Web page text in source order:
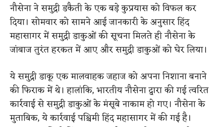
नौसेना ने समुद्री डकैती के एक बड़े कुप्रयास को विफल कर
दिया। सोमवार को सामने आई जानकारी के अनुसार हिंद
महासागर में समुद्री डाकुओं की सूचना मिलते ही नौसेना के
जांबाज तुरंत हरकत में आए और समुद्री डाकुओं को घेर लिया।
ये समुद्री डाकू एक मालवाहक जहाज को अपना निशाना बनाने
की फिराक में थे। हालांकि, भारतीय नौसेना द्वारा की गई त्वरित
कार्रवाई से समुद्री डाकुओं के मंसूबे नाकाम हो गए। नौसेना के
मुताबिक, ये कार्रवाई पश्चिमी हिंद महासागर में की गई है।